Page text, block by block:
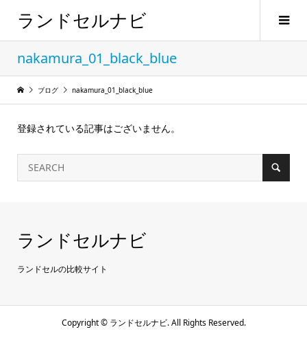
ランドセルナビ
nakamura_01_black_blue
ブログ nakamura_01_black_blue
登録されている記事はございません。
ランドセルナビ
ランドセルの比較サイト
Copyright ©ランドセルナビ. All Rights Reserved.